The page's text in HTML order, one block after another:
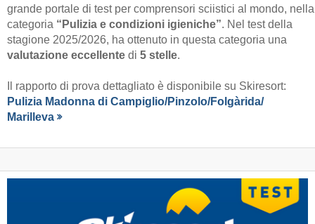
grande portale di test per comprensori sciistici al mondo, nella
categoria “Pulizia e condizioni igieniche”. Nel test della
stagione 2025/2026, ha ottenuto in questa categoria una
valutazione eccellente di 5 stelle.
Il rapporto di prova dettagliato è disponibile su Skiresort:
Pulizia Madonna di Campiglio/​Pinzolo/​Folgàrida/​
Marilleva